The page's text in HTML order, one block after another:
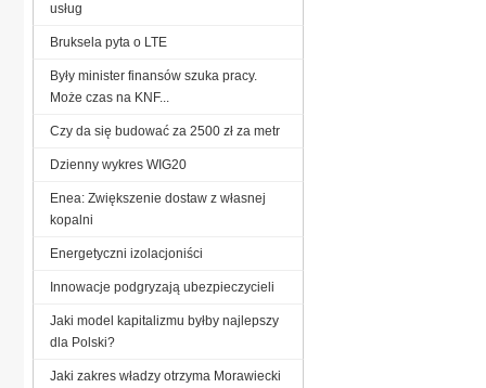
usług
Bruksela pyta o LTE
Były minister finansów szuka pracy.
Może czas na KNF...
Czy da się budować za 2500 zł za metr
Dzienny wykres WIG20
Enea: Zwiększenie dostaw z własnej
kopalni
Energetyczni izolacjoniści
Innowacje podgryzają ubezpieczycieli
Jaki model kapitalizmu byłby najlepszy
dla Polski?
Jaki zakres władzy otrzyma Morawiecki